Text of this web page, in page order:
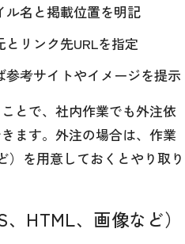
名と掲載位置を明記
リンク先URLを指定
考サイトやイメージを提示
とで、社内作業でも外注依
ます。外注の場合は、作業
）を用意しておくとやり取り
HTML、画像など）